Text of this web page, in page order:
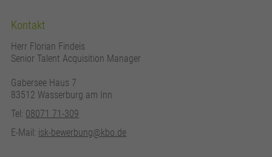
Kontakt
Herr Florian Findeis
Senior Talent Acquisition Manager
Gabersee Haus 7
83512 Wasserburg am Inn
Tel: 08071 71-309
E-Mail: isk-bewerbung@kbo.de